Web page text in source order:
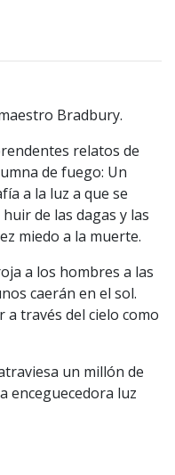
Bradbury.
relatos de
de fuego: Un
a la luz a que se
de las dagas y las
miedo a la muerte.
a los hombres a las
caerán en el sol.
través del cielo como
un millón de
enceguecedora luz